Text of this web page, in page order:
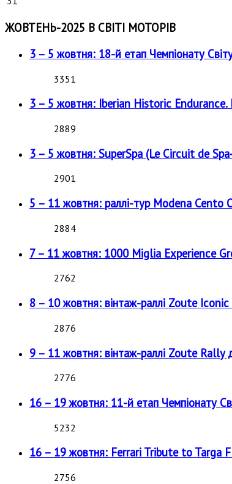
ЖОВТЕНЬ-2025 В СВІТІ МОТОРІВ
3 – 5 жовтня: 18-й етап Чемпіонату
3351
3 – 5 жовтня: Iberian Historic
2889
3 – 5 жовтня: SuperSpa (Le Circuit de
2901
5 – 11 жовтня: раллі-тур Modena Cento
2884
7 – 11 жовтня: 1000 Miglia Experience
2762
8 – 10 жовтня: вінтаж-раллі Zoute
2876
9 – 11 жовтня: вінтаж-раллі Zoute
2776
16 – 19 жовтня: 11-й етап Чемпіонату
5232
16 – 19 жовтня: Ferrari Tribute to Targa
2756